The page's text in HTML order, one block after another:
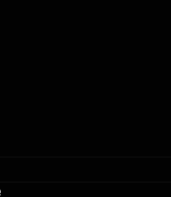
Meldeergebnis Masters EM